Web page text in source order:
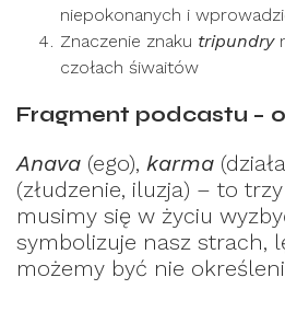
niepokonanych i
Znaczenie znaku tripundry
czołach śiwaitów
Fragment podcastu – o
Anava (ego), karma
(złudzenie, iluzja) – to
musimy się w życiu
symbolizuje nasz strach,
możemy być nie